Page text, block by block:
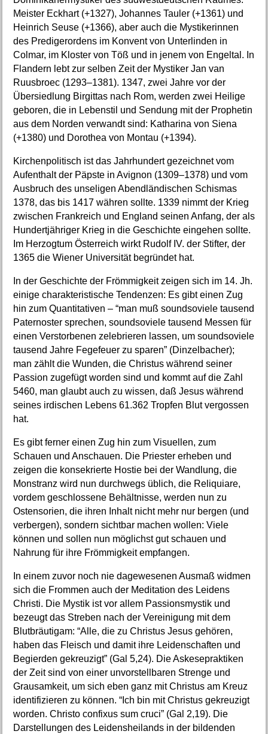
Meister Eckhart (+1327), Johannes Tauler (+1361) und
Heinrich Seuse (+1366), aber auch die Mystikerinnen
des Predigerordens im Konvent von Unterlinden in
Colmar, im Kloster von Töß und in jenem von Engeltal. In
Flandern lebt zur selben Zeit der Mystiker Jan van
Ruusbroec (1293–1381). 1347, zwei Jahre vor der
Übersiedlung Birgittas nach Rom, werden zwei Heilige
geboren, die in Lebenstil und Sendung mit der Prophetin
aus dem Norden verwandt sind: Katharina von Siena
(+1380) und Dorothea von Montau (+1394).
Kirchenpolitisch ist das Jahrhundert gezeichnet vom
Aufenthalt der Päpste in Avignon (1309–1378) und vom
Ausbruch des unseligen Abendländischen Schismas
1378, das bis 1417 währen sollte. 1339 nimmt der Krieg
zwischen Frankreich und England seinen Anfang, der als
Hundertjähriger Krieg in die Geschichte eingehen sollte.
Im Herzogtum Österreich wirkt Rudolf IV. der Stifter, der
1365 die Wiener Universität begründet hat.
In der Geschichte der Frömmigkeit zeigen sich im 14. Jh.
einige charakteristische Tendenzen: Es gibt einen Zug
hin zum Quantitativen – “man muß soundsoviele tausend
Paternoster sprechen, soundsoviele tausend Messen für
einen Verstorbenen zelebrieren lassen, um soundsoviele
tausend Jahre Fegefeuer zu sparen” (Dinzelbacher);
man zählt die Wunden, die Christus während seiner
Passion zugefügt worden sind und kommt auf die Zahl
5460, man glaubt auch zu wissen, daß Jesus während
seines irdischen Lebens 61.362 Tropfen Blut vergossen
hat.
Es gibt ferner einen Zug hin zum Visuellen, zum
Schauen und Anschauen. Die Priester erheben und
zeigen die konsekrierte Hostie bei der Wandlung, die
Monstranz wird nun durchwegs üblich, die Reliquiare,
vordem geschlossene Behältnisse, werden nun zu
Ostensorien, die ihren Inhalt nicht mehr nur bergen (und
verbergen), sondern sichtbar machen wollen: Viele
können und sollen nun möglichst gut schauen und
Nahrung für ihre Frömmigkeit empfangen.
In einem zuvor noch nie dagewesenen Ausmaß widmen
sich die Frommen auch der Meditation des Leidens
Christi. Die Mystik ist vor allem Passionsmystik und
bezeugt das Streben nach der Vereinigung mit dem
Blutbräutigam: “Alle, die zu Christus Jesus gehören,
haben das Fleisch und damit ihre Leidenschaften und
Begierden gekreuzigt” (Gal 5,24). Die Askesepraktiken
der Zeit sind von einer unvorstellbaren Strenge und
Grausamkeit, um sich eben ganz mit Christus am Kreuz
identifizieren zu können. “Ich bin mit Christus gekreuzigt
worden. Christo confixus sum cruci” (Gal 2,19). Die
Darstellungen des Leidensheilands in der bildenden